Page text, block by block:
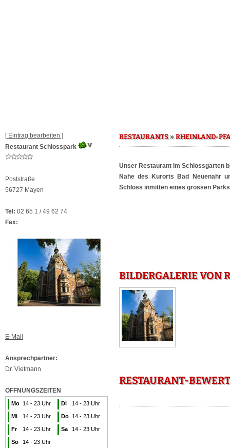
[ Eintrag bearbeiten ]
Restaurant Schlosspark
Poststraße
56727 Mayen
Tel: 02 65 1 / 49 62 74
Fax:
E-Mail
Ansprechpartner:
Dr. Vietmann
ÖFFNUNGSZEITEN
Mo 14 - 23 Uhr Di 14 - 23 Uhr
Mi 14 - 23 Uhr Do 14 - 23 Uhr
Fr 14 - 23 Uhr Sa 14 - 23 Uhr
So 14 - 23 Uhr
RESTAURANTS»RHEINLAND-
Unser Restaurant im Schlossgarten
Nahe des Kurorts Bad Neuenahr
Schloss inmitten eines grossen
BILDERGALERIE VON
RESTAURANT-